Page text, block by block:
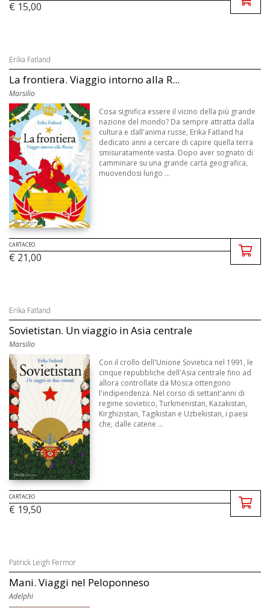
€ 15,00
Erika Fatland
La frontiera. Viaggio intorno alla R...
Marsilio
Cosa significa essere il vicino della più grande
nazione del mondo? Da sempre attratta dalla
cultura e dall'anima russe, Erika Fatland ha
dedicato anni a cercare di capire quella terra
smisuratamente vasta. Dopo aver sognato di
camminare su una grande carta geografica,
muovendosi lungo ...
CARTACEO
€ 21,00
Erika Fatland
Sovietistan. Un viaggio in Asia centrale
Marsilio
Con il crollo dell'Unione Sovietica nel 1991, le
cinque repubbliche dell'Asia centrale fino ad
allora controllate da Mosca ottengono
l'indipendenza. Nel corso di settant'anni di
regime sovietico, Turkmenistan, Kazakistan,
Kirghizistan, Tagikistan e Uzbekistan, i paesi
che, dalle catene ...
CARTACEO
€ 19,50
Patrick Leigh Fermor
Mani. Viaggi nel Peloponneso
Adelphi